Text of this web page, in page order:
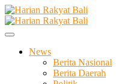
Skip
to
content
Harian Rakyat Bali
Membangun Semangat
News
Berita Nasional
Berita Daerah